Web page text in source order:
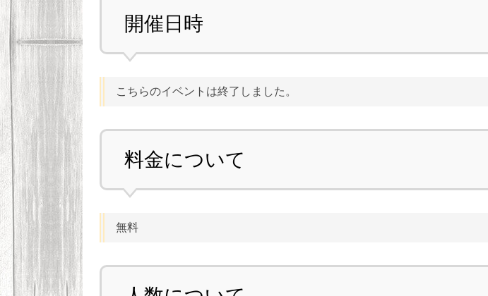
開催日時
こちらのイベントは終了しました。
料金について
無料